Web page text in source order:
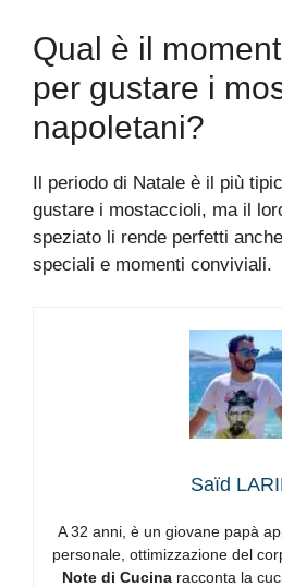
Qual è il
per gustare i
napoletani?
Il periodo di Natale è il più
gustare i mostaccioli, ma il
speziato li rende perfetti
speciali e momenti conviviali.
Saïd
A 32 anni, è un giovane papà
personale, ottimizzazione del
Note di Cucina racconta la